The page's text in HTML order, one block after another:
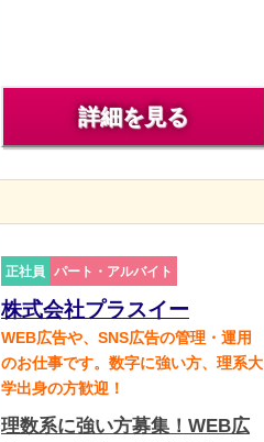
詳細を見る
正社員 パート・アルバイト
株式会社プラスイー
WEB広告や、SNS広告の管理・運用
のお仕事です。数字に強い方、理系大
学出身の方歓迎！
理数系に強い方募集！WEB広